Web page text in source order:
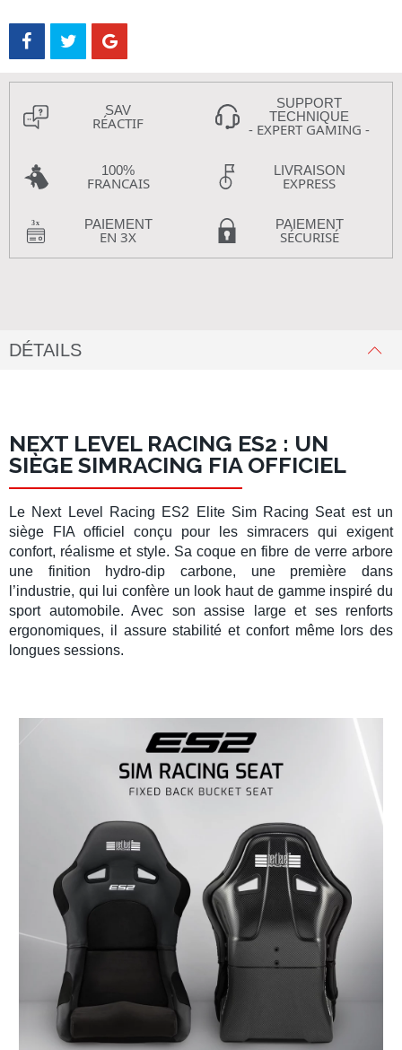
SAV
RÉACTIF
SUPPORT
TECHNIQUE
- EXPERT GAMING -
100%
FRANCAIS
LIVRAISON
EXPRESS
PAIEMENT
EN 3X
PAIEMENT
SÉCURISÉ
DÉTAILS
NEXT LEVEL RACING ES2 : UN
SIÈGE SIMRACING FIA OFFICIEL
Le Next Level Racing ES2 Elite Sim Racing Seatest un
siège FIA officiel
conçu pour les simracers qui exigent
confort, réalisme et style. Sa coque enfibre de verrearbore
une finition hydro-dip carbone, une première dans
l’industrie, qui lui confère un look haut de gamme inspiré du
sport automobile. Avec son assise large et ses renforts
ergonomiques, il assure stabilité et confort même lors des
longues sessions.